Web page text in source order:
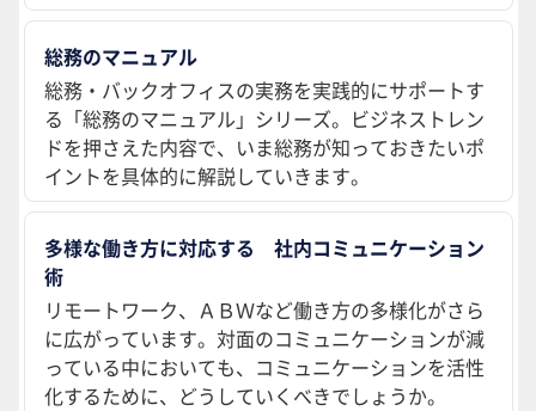
総務のマニュアル
総務・バックオフィスの実務を実践的にサポートす
る「総務のマニュアル」シリーズ。ビジネストレン
ドを押さえた内容で、いま総務が知っておきたいポ
イントを具体的に解説していきます。
多様な働き方に対応する 社内コミュニケーション
術
リモートワーク、ＡＢＷなど働き方の多様化がさら
に広がっています。対面のコミュニケーションが減
っている中においても、コミュニケーションを活性
化するために、どうしていくべきでしょうか。